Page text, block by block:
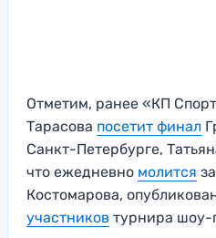
Отметим, ранее «КП
Тарасова посетит финал
Санкт-Петербурге,
что ежедневно молится
Костомарова,
участников турнира шоу-